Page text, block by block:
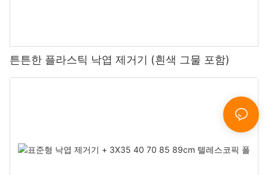
튼튼한 플라스틱 낙엽 제거기 (흰색 그물 포함)